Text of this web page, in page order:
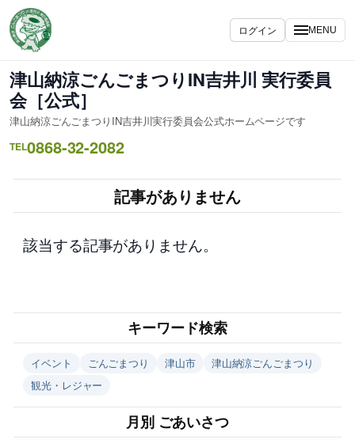
容
を
ス
キ
ッ
プ
ログイン MENU
津山納涼ごんごまつりIN吉井川 実行委員
会［公式］
津山納涼ごんごまつりIN吉井川実行委員会公式ホームページです
TEL0868-32-2082
記事がありません
該当する記事がありません。
キーワード検索
イベント ごんごまつり 津山市
津山納涼ごんごまつり
観光・レジャー
月別 ごあいさつ